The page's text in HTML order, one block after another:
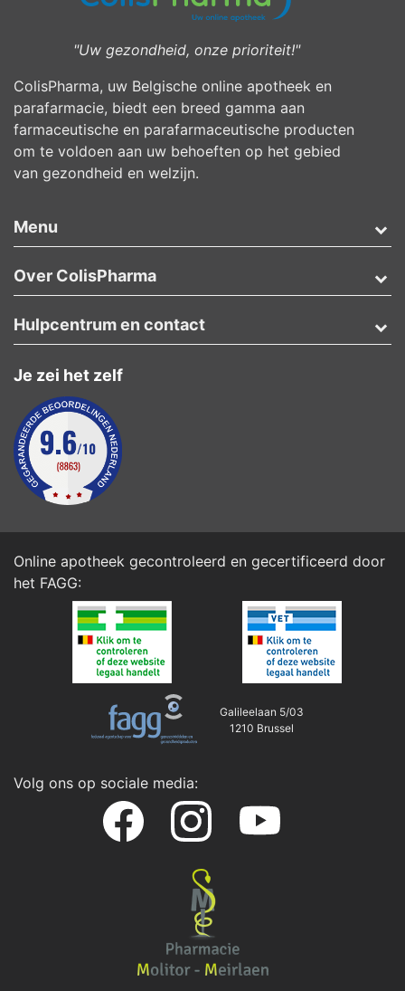
"Uw gezondheid, onze prioriteit!"
ColisPharma, uw Belgische online apotheek en
parafarmacie, biedt een breed gamma aan
farmaceutische en parafarmaceutische producten
om te voldoen aan uw behoeften op het gebied
van gezondheid en welzijn.
Menu
Over ColisPharma
Je zei het zelf
Hulpcentrum en contact
Online apotheek gecontroleerd en gecertificeerd door
het FAGG:
Galileelaan 5/03
1210 Brussel
Volg ons op sociale media: